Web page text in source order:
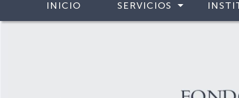
INICIO SERVICIOS